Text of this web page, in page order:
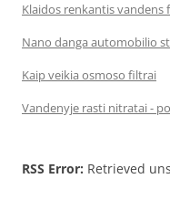
Klaidos renkantis vandens
Nano danga automobilio
Kaip veikia osmoso filtrai
Vandenyje rasti nitratai -
RSS Error: Retrieved